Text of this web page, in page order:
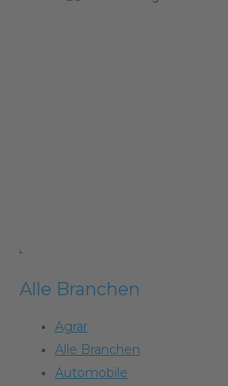
Alle Branchen
Agrar
Alle Branchen
Automobile